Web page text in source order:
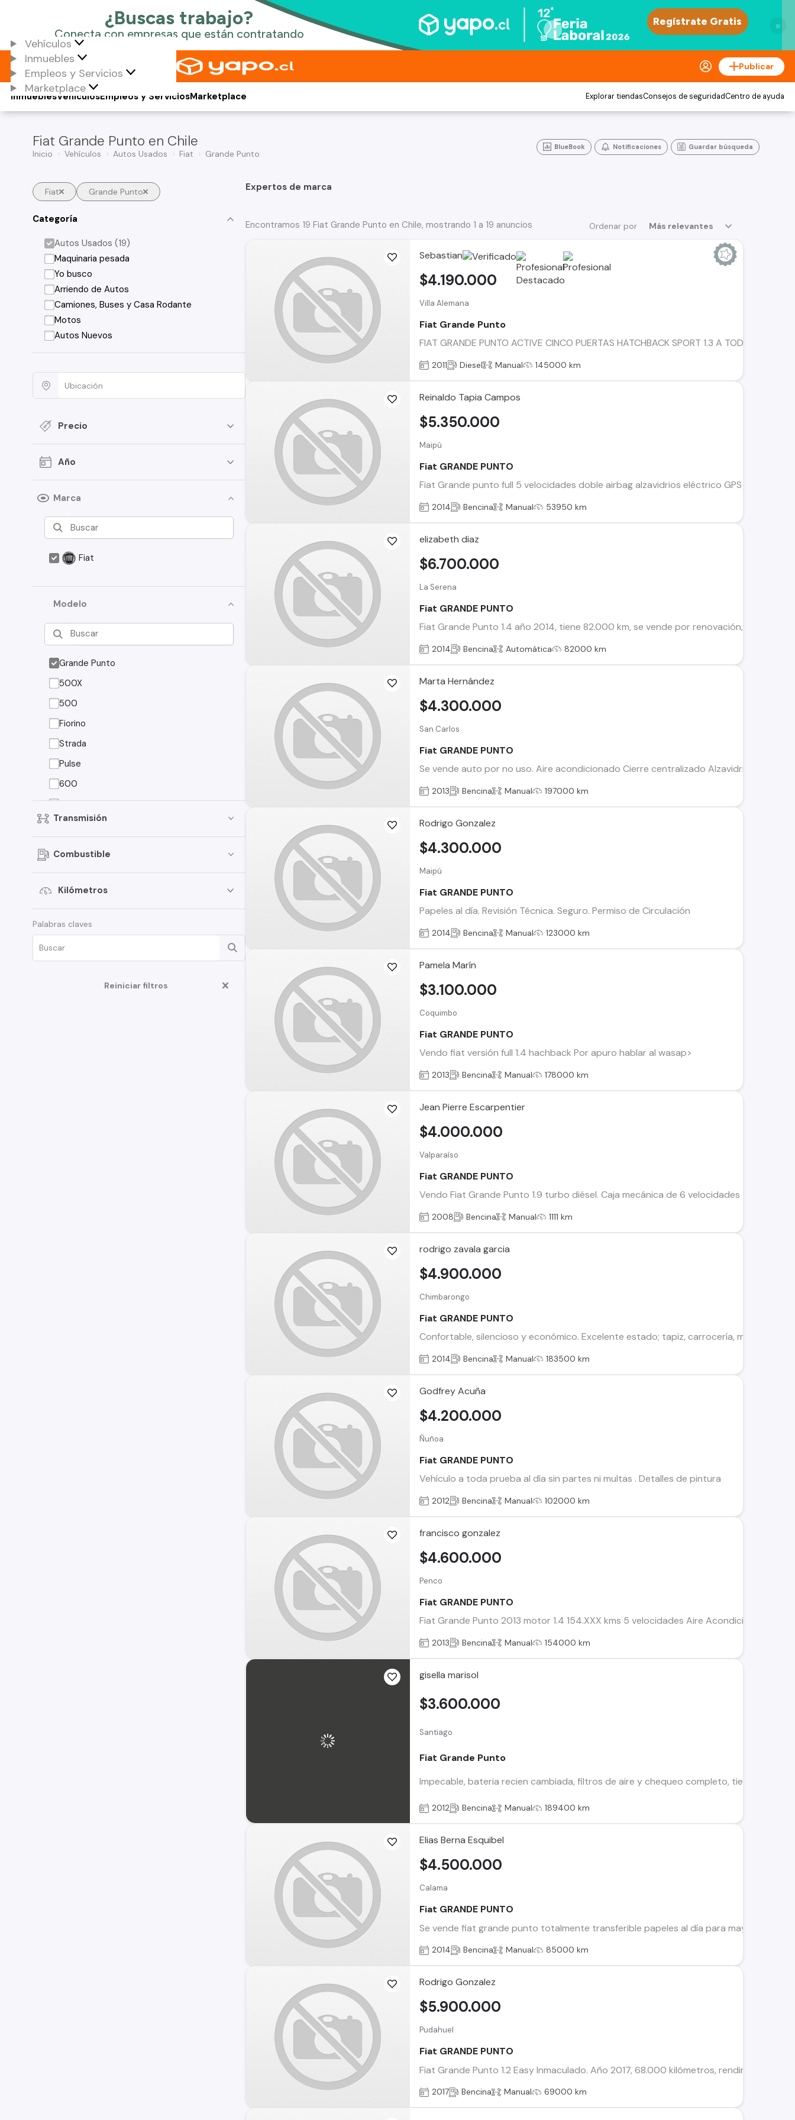
×
Vehículos
Inmuebles
Empleos y Servicios
Marketplace
Publicar
Vehículos
Inmuebles Empleos y ServiciosMarketplace Explorar tiendasConsejos de seguridadCentro de ayuda
Fiat Grande Punto en Chile
Inicio Vehículos Autos Usados Fiat Grande Punto
BlueBook Notificaciones Guardar búsqueda
Fiat Grande Punto
Categoría
Autos Usados (19)
Maquinaria pesada
Yo busco
Arriendo de Autos
Camiones, Buses y Casa Rodante
Motos
Autos Nuevos
Precio
Año
Marca
Fiat
Modelo
Grande Punto
500X
500
Fiorino
Strada
Pulse
600
Ducato
500C
Palio
Qubo
Uno Way
1400
Transmisión
Combustible
Kilómetros
Palabras claves
Reiniciar filtros
Expertos de marca
Ordenar por Más relevantes
Encontramos 19 Fiat Grande Punto en Chile, mostrando 1 a 19 anuncios
Sebastian
Villa Alemana
Fiat Grande Punto
FIAT GRANDE PUNTO ACTIVE CINCO PUERTAS HATCHBACK SPORT 1.3 A TODA
$4.190.000
2011 Diesel Manual 145000 km
Reinaldo Tapia Campos
Maipú
Fiat GRANDE PUNTO
Fiat Grande punto full 5 velocidades doble airbag alzavidrios eléctrico GPS instalado
$5.350.000
2014 Bencina Manual 53950 km
elizabeth diaz
La Serena
Fiat GRANDE PUNTO
Fiat Grande Punto 1.4 año 2014, tiene 82.000 km, se vende por renovación, en muy
$6.700.000
2014 Bencina Automática 82000 km
Marta Hernández
San Carlos
Fiat GRANDE PUNTO
Se vende auto por no uso. Aire acondicionado Cierre centralizado Alzavidrios
$4.300.000
2013 Bencina Manual 197000 km
Rodrigo Gonzalez
Maipú
Fiat GRANDE PUNTO
Papeles al día. Revisión Técnica. Seguro. Permiso de Circulación
$4.300.000
2014 Bencina Manual 123000 km
Pamela Marín
Coquimbo
Fiat GRANDE PUNTO
Vendo fiat versión full 1.4 hachback Por apuro hablar al wasap>
$3.100.000
2013 Bencina Manual 178000 km
Jean Pierre Escarpentier
Valparaíso
Fiat GRANDE PUNTO
Vendo Fiat Grande Punto 1.9 turbo diésel. Caja mecánica de 6 velocidades 130 HP
$4.000.000
2008 Bencina Manual 1111 km
rodrigo zavala garcia
Chimbarongo
Fiat GRANDE PUNTO
Confortable, silencioso y económico. Excelente estado; tapiz, carrocería, motor y
$4.900.000
2014 Bencina Manual 183500 km
Godfrey Acuña
Ñuñoa
Fiat GRANDE PUNTO
Vehículo a toda prueba al día sin partes ni multas . Detalles de pintura
$4.200.000
2012 Bencina Manual 102000 km
francisco gonzalez
Penco
Fiat GRANDE PUNTO
Fiat Grande Punto 2013 motor 1.4 154.XXX kms 5 velocidades Aire Acondicionado
$4.600.000
2013 Bencina Manual 154000 km
gisella marisol
Santiago
Fiat Grande Punto
Impecable, bateria recien cambiada, filtros de aire y chequeo completo, tiene
$3.600.000
2012 Bencina Manual 189400 km
Elias Berna Esquibel
Calama
Fiat GRANDE PUNTO
Se vende fiat grande punto totalmente transferible papeles al día para mayor
$4.500.000
2014 Bencina Manual 85000 km
Rodrigo Gonzalez
Pudahuel
Fiat GRANDE PUNTO
Fiat Grande Punto 1.2 Easy Inmaculado. Año 2017, 68.000 kilómetros, rendimiento 17
$5.900.000
2017 Bencina Manual 69000 km